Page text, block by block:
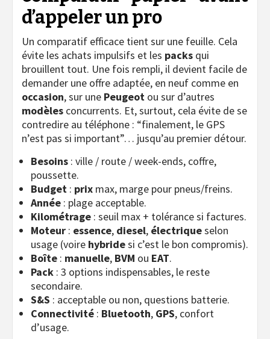
d’appeler un pro
Un comparatif efficace tient sur une feuille. Cela
évite les achats impulsifs et les packs qui
brouillent tout. Une fois rempli, il devient facile de
demander une offre adaptée, en neuf comme en
occasion, sur une Peugeot ou sur d’autres
modèles concurrents. Et, surtout, cela évite de se
contredire au téléphone : “finalement, le GPS
n’est pas si important”… jusqu’au premier détour.
Besoins : ville / route / week-ends, coffre,
poussette.
Budget : prix max, marge pour pneus/freins.
Année : plage acceptable.
Kilométrage : seuil max + tolérance si factures.
Moteur : essence, diesel, électriqueselon
usage (voire hybridesi c’est le bon compromis).
Boîte : manuelle, BVM ou EAT.
Pack : 3 options indispensables, le reste
secondaire.
S&S : acceptable ou non, questions batterie.
Connectivité : Bluetooth, GPS, confort
d’usage.